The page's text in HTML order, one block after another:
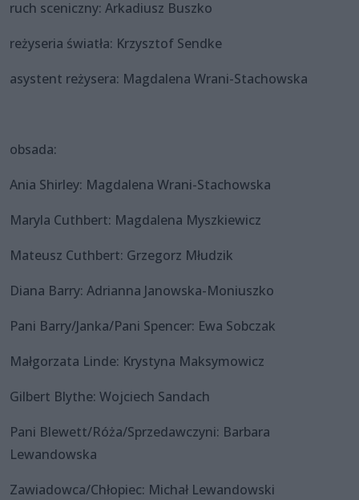
ruch sceniczny: Arkadiusz Buszko
reżyseria światła: Krzysztof Sendke
asystent reżysera: Magdalena Wrani-Stachowska
obsada:
Ania Shirley: Magdalena Wrani-Stachowska
Maryla Cuthbert: Magdalena Myszkiewicz
Mateusz Cuthbert: Grzegorz Młudzik
Diana Barry: Adrianna Janowska-Moniuszko
Pani Barry/Janka/Pani Spencer: Ewa Sobczak
Małgorzata Linde: Krystyna Maksymowicz
Gilbert Blythe: Wojciech Sandach
Pani Blewett/Róża/Sprzedawczyni: Barbara
Lewandowska
Zawiadowca/Chłopiec: Michał Lewandowski